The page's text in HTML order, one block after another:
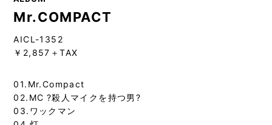
Mr.COMPACT
AICL-1352
￥2,857＋TAX
01.Mr.Compact
02.MC ?殺人マイクを持つ男?
03.ワックマン